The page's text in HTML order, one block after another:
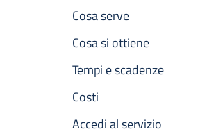
Cosa serve
Cosa si ottiene
Tempi e scadenze
Costi
Accedi al servizio